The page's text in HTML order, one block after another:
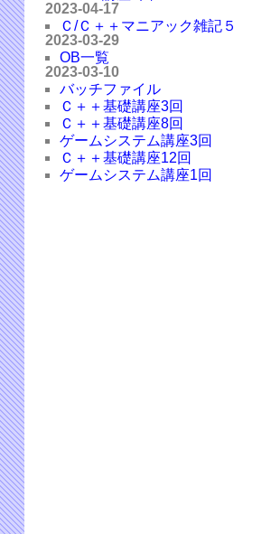
2023-04-17
Ｃ/Ｃ＋＋マニアック雑記５
2023-03-29
OB一覧
2023-03-10
バッチファイル
Ｃ＋＋基礎講座3回
Ｃ＋＋基礎講座8回
ゲームシステム講座3回
Ｃ＋＋基礎講座12回
ゲームシステム講座1回